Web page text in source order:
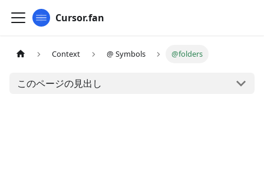
Cursor.fan
Context @ Symbols @folders
このページの見出し